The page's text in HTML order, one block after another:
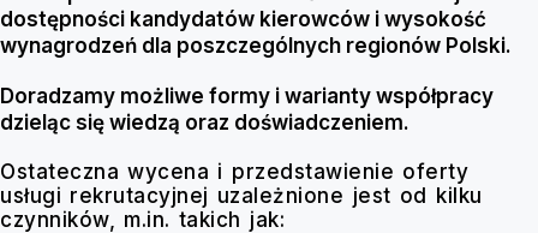
dostępności kandydatów kierowców i wysokość
wynagrodzeń dla poszczególnych regionów Polski.
Doradzamy możliwe formy i warianty współpracy
dzieląc się wiedzą oraz doświadczeniem.
Ostateczna wycena i przedstawienie oferty
usługi rekrutacyjnej uzależnione jest od kilku
czynników, m.in. takich jak: